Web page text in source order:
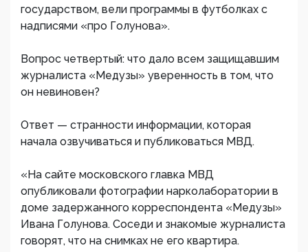
государством, вели программы в футболках с
надписями «про Голунова».
Вопрос четвертый: что дало всем защищавшим
журналиста «Медузы» уверенность в том, что
он невиновен?
Ответ — странности информации, которая
начала озвучиваться и публиковаться МВД.
«На сайте московского главка МВД
опубликовали фотографии нарколаборатории в
доме задержанного корреспондента «Медузы»
Ивана Голунова. Соседи и знакомые журналиста
говорят, что на снимках не его квартира.